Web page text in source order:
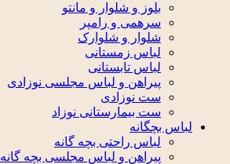
بلوز و شلوار و مانتو
سرهمی و رامپر
شلوار و شلوارک
لباس زمستانی
لباس تابستانی
پیراهن و لباس مجلسی نوزادی
ست نوزادی
ست بیمارستانی نوزاد
لباس بچگانه
لباس راحتی بچه گانه
پیراهن و لباس مجلسی بچه گانه